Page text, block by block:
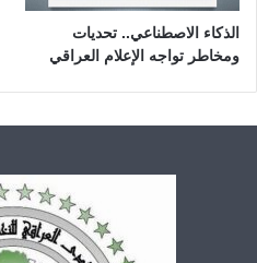
الذكاء الاصطناعي.. تحديات
ومخاطر تواجه الإعلام العراقي